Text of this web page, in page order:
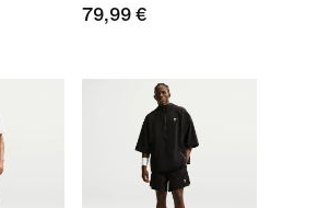
79,99 €